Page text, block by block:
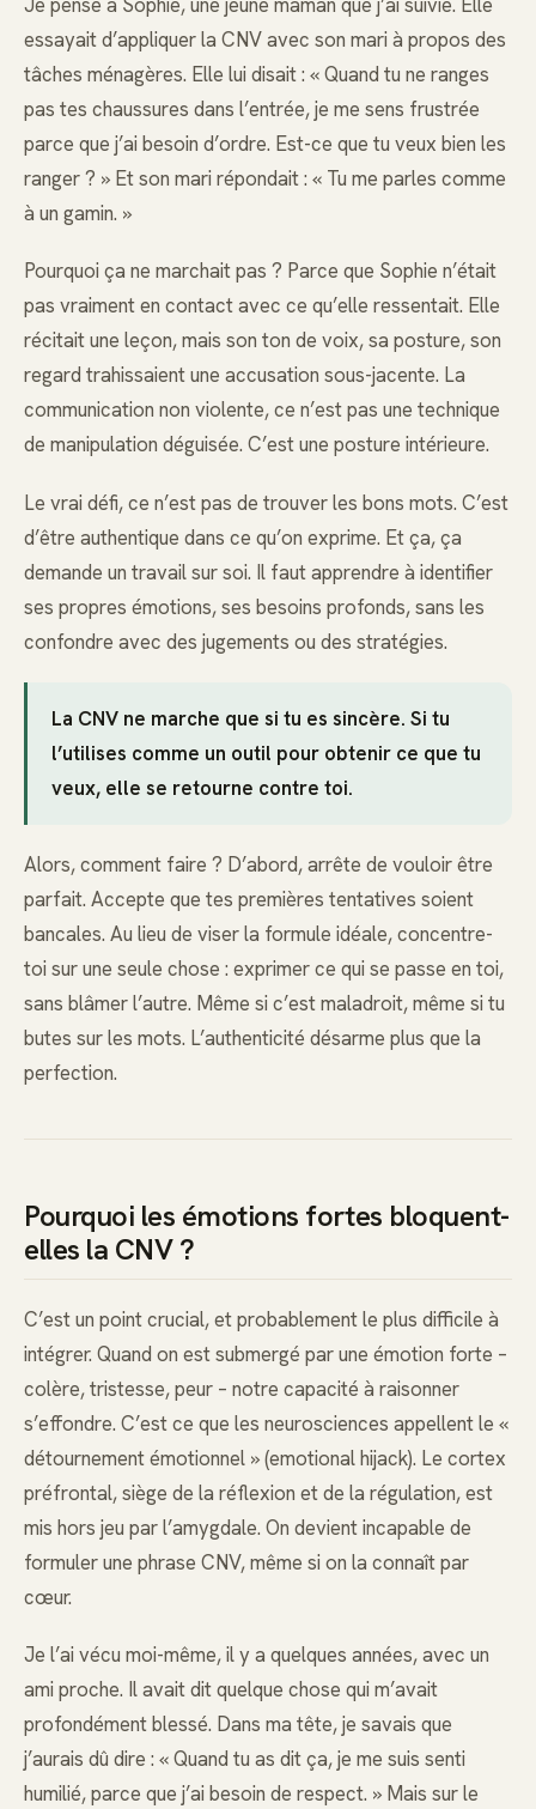
essayait d’appliquer la CNV avec son mari à propos des
tâches ménagères. Elle lui disait : « Quand tu ne ranges
pas tes chaussures dans l’entrée, je me sens frustrée
parce que j’ai besoin d’ordre. Est-ce que tu veux bien les
ranger ? » Et son mari répondait : « Tu me parles comme
à un gamin. »
Pourquoi ça ne marchait pas ? Parce que Sophie n’était
pas vraiment en contact avec ce qu’elle ressentait. Elle
récitait une leçon, mais son ton de voix, sa posture, son
regard trahissaient une accusation sous-jacente. La
communication non violente, ce n’est pas une technique
de manipulation déguisée. C’est une posture intérieure.
Le vrai défi, ce n’est pas de trouver les bons mots. C’est
d’être authentique dans ce qu’on exprime. Et ça, ça
demande un travail sur soi. Il faut apprendre à identifier
ses propres émotions, ses besoins profonds, sans les
confondre avec des jugements ou des stratégies.
La CNV ne marche que si tu es sincère. Si tu
l’utilises comme un outil pour obtenir ce que tu
veux, elle se retourne contre toi.
Alors, comment faire ? D’abord, arrête de vouloir être
parfait. Accepte que tes premières tentatives soient
bancales. Au lieu de viser la formule idéale, concentre-
toi sur une seule chose : exprimer ce qui se passe en toi,
sans blâmer l’autre. Même si c’est maladroit, même si tu
butes sur les mots. L’authenticité désarme plus que la
perfection.
Pourquoi les émotions fortes bloquent-
elles la CNV ?
C’est un point crucial, et probablement le plus difficile à
intégrer. Quand on est submergé par une émotion forte –
colère, tristesse, peur – notre capacité à raisonner
s’effondre. C’est ce que les neurosciences appellent le «
détournement émotionnel » (emotional hijack). Le cortex
préfrontal, siège de la réflexion et de la régulation, est
mis hors jeu par l’amygdale. On devient incapable de
formuler une phrase CNV, même si on la connaît par
cœur.
Je l’ai vécu moi-même, il y a quelques années, avec un
ami proche. Il avait dit quelque chose qui m’avait
profondément blessé. Dans ma tête, je savais que
j’aurais dû dire : « Quand tu as dit ça, je me suis senti
humilié, parce que j’ai besoin de respect. » Mais sur le